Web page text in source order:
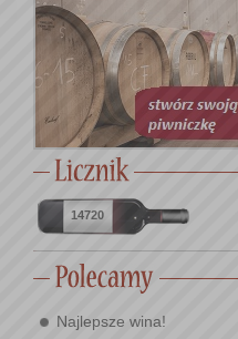
14720
Najlepsze wina!